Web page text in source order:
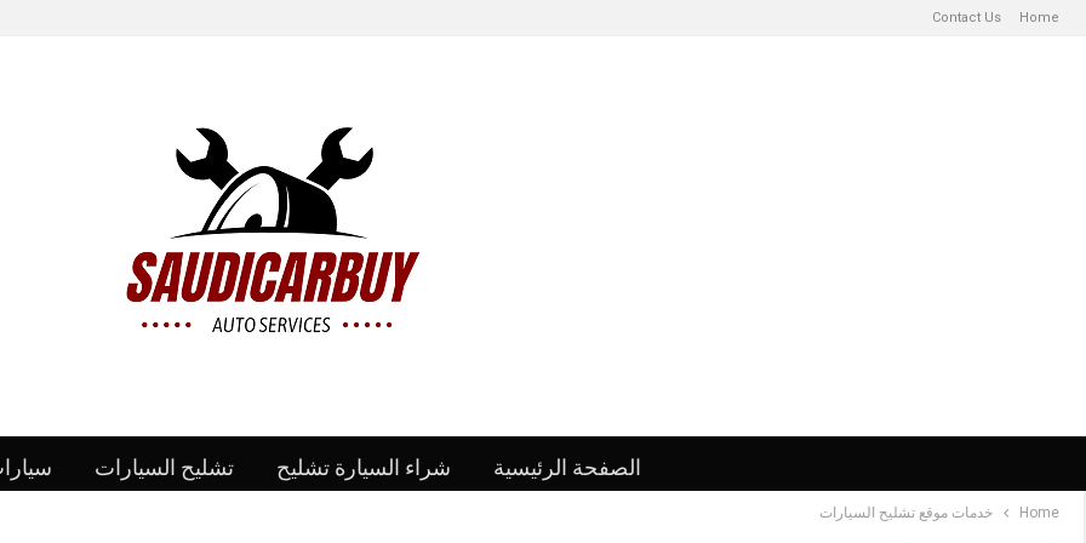
Home
Contact Us
الصفحة الرئيسية شراء السيارة تشليح تشليح السيارات
Home خدمات موقع تشليح السيارات